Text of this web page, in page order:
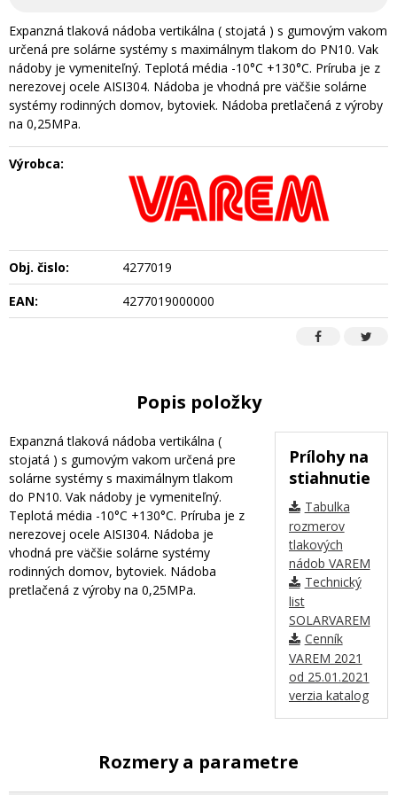
Expanzná tlaková nádoba vertikálna ( stojatá ) s gumovým vakom
určená pre solárne systémy s maximálnym tlakom do PN10. Vak
nádoby je vymeniteľný. Teplotá média -10°C +130°C. Príruba je z
nerezovej ocele AISI304. Nádoba je vhodná pre väčšie solárne
systémy rodinných domov, bytoviek. Nádoba pretlačená z výroby
na 0,25MPa.
Výrobca:
Obj. čislo:
4277019
EAN:
4277019000000
Popis položky
Prílohy na
stiahnutie
Tabulka
rozmerov
tlakových
nádob VAREM
Technický
list
SOLARVAREM
Cenník
VAREM 2021
od 25.01.2021
verzia katalog
Expanzná tlaková nádoba vertikálna (
stojatá ) s gumovým vakom určená pre
solárne systémy s maximálnym tlakom
do PN10. Vak nádoby je vymeniteľný.
Teplotá média -10°C +130°C. Príruba je z
nerezovej ocele AISI304. Nádoba je
vhodná pre väčšie solárne systémy
rodinných domov, bytoviek. Nádoba
pretlačená z výroby na 0,25MPa.
Rozmery a parametre